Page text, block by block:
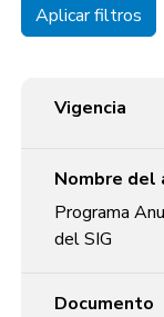
Aplicar filtros
Vigencia
Nombre del
Programa
del SIG
Documento